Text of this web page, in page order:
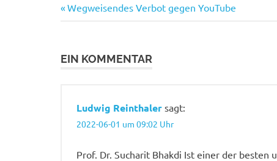
Beitragsnavigation
Vorheriger
Beitrag:
Wegweisendes Verbot gegen YouTube
EIN KOMMENTAR
Ludwig Reinthaler sagt:
2022-06-01 um 09:02 Uhr
Prof. Dr. Sucharit Bhakdi Ist einer der besten